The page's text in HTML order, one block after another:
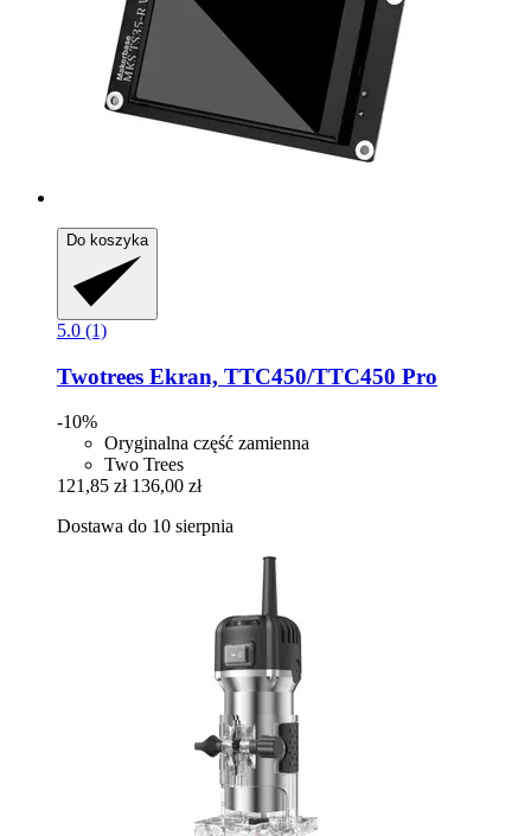
Do koszyka
5.0 (1)
Twotrees Ekran, TTC450/TTC450 Pro
-10%
Oryginalna część zamienna
Two Trees
121,85 zł 136,00 zł
Dostawa do 10 sierpnia